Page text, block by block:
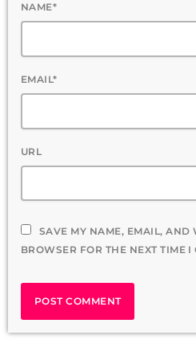
NAME*
EMAIL*
URL
SAVE MY NAME, EMAIL, AND
BROWSER FOR THE NEXT TIME I